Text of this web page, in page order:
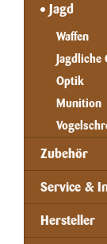
Jagd
Waffen
Jagdliche
Optik
Munition
Zubehör
Service &
Hersteller